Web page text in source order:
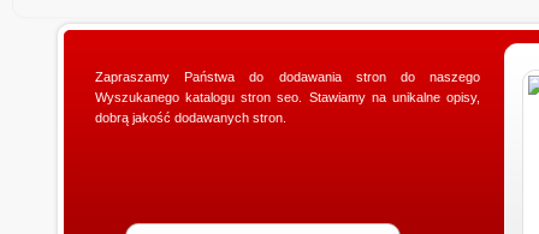
Zapraszamy Państwa do dodawania stron do naszego
Wyszukanego katalogu stron seo. Stawiamy na unikalne opisy,
dobrą jakość dodawanych stron.
www.ministerstwogadzetow.com
Poszukujesz doskonałego prezentu dla swojej
dziewczyny? Specjalnie dla Was utworzyliśmy sklep